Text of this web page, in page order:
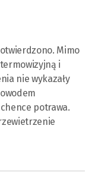
Mimo
i
nie wykazały
potrawa.